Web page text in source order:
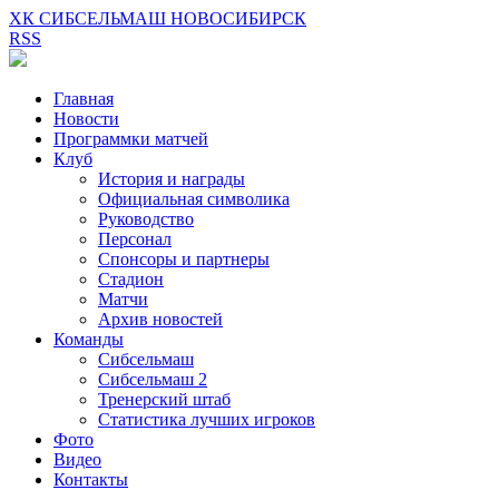
ХК СИБСЕЛЬМАШ НОВОСИБИРСК
RSS
Главная
Новости
Программки матчей
Клуб
История и награды
Официальная символика
Руководство
Персонал
Спонсоры и партнеры
Стадион
Матчи
Архив новостей
Команды
Сибсельмаш
Сибсельмаш 2
Тренерский штаб
Статистика лучших игроков
Фото
Видео
Контакты